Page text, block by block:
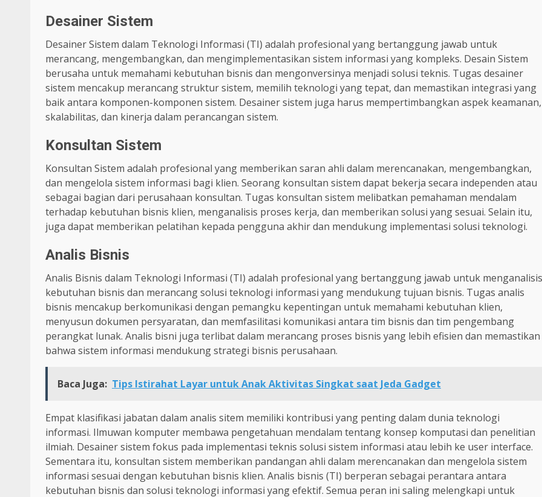
Desainer Sistem
Desainer Sistem dalam Teknologi Informasi (TI) adalah profesional yang bertanggung jawab untuk
merancang, mengembangkan, dan mengimplementasikan sistem informasi yang kompleks. Desain Sistem
berusaha untuk memahami kebutuhan bisnis dan mengonversinya menjadi solusi teknis. Tugas desainer
sistem mencakup merancang struktur sistem, memilih teknologi yang tepat, dan memastikan integrasi yang
baik antara komponen-komponen sistem. Desainer sistem juga harus mempertimbangkan aspek keamanan,
skalabilitas, dan kinerja dalam perancangan sistem.
Konsultan Sistem
Konsultan Sistem adalah profesional yang memberikan saran ahli dalam merencanakan, mengembangkan,
dan mengelola sistem informasi bagi klien. Seorang konsultan sistem dapat bekerja secara independen atau
sebagai bagian dari perusahaan konsultan. Tugas konsultan sistem melibatkan pemahaman mendalam
terhadap kebutuhan bisnis klien, menganalisis proses kerja, dan memberikan solusi yang sesuai. Selain itu,
juga dapat memberikan pelatihan kepada pengguna akhir dan mendukung implementasi solusi teknologi.
Analis Bisnis
Analis Bisnis dalam Teknologi Informasi (TI) adalah profesional yang bertanggung jawab untuk menganalisis
kebutuhan bisnis dan merancang solusi teknologi informasi yang mendukung tujuan bisnis. Tugas analis
bisnis mencakup berkomunikasi dengan pemangku kepentingan untuk memahami kebutuhan klien,
menyusun dokumen persyaratan, dan memfasilitasi komunikasi antara tim bisnis dan tim pengembang
perangkat lunak. Analis bisni juga terlibat dalam merancang proses bisnis yang lebih efisien dan memastikan
bahwa sistem informasi mendukung strategi bisnis perusahaan.
Baca Juga: Tips Istirahat Layar untuk Anak Aktivitas Singkat saat Jeda Gadget
Empat klasifikasi jabatan dalam analis sitem memiliki kontribusi yang penting dalam dunia teknologi
informasi. Ilmuwan komputer membawa pengetahuan mendalam tentang konsep komputasi dan penelitian
ilmiah. Desainer sistem fokus pada implementasi teknis solusi sistem informasi atau lebih ke user interface.
Sementara itu, konsultan sistem memberikan pandangan ahli dalam merencanakan dan mengelola sistem
informasi sesuai dengan kebutuhan bisnis klien. Analis bisnis (TI) berperan sebagai perantara antara
kebutuhan bisnis dan solusi teknologi informasi yang efektif. Semua peran ini saling melengkapi untuk